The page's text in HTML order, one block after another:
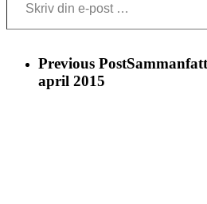
Previous Post
april 2015